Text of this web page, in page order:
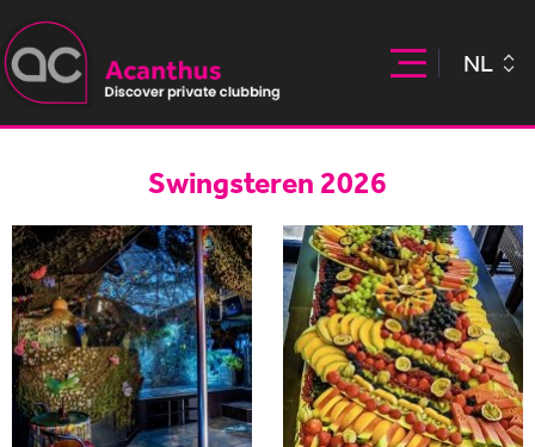
NL
Swingsteren 2026